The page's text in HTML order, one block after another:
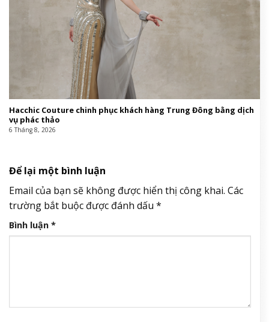
Hacchic Couture chinh phục khách hàng Trung Đông bằng dịch
vụ phác thảo
6 Tháng 8, 2026
Để lại một bình luận
Email của bạn sẽ không được hiển thị công khai. Các
trường bắt buộc được đánh dấu *
Bình luận *